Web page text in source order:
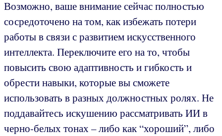
Возможно, ваше внимание сейчас полностью
сосредоточено на том, как избежать потери
работы в связи с развитием искусственного
интеллекта. Переключите его на то, чтобы
повысить свою адаптивность и гибкость и
обрести навыки, которые вы сможете
использовать в разных должностных ролях. Не
поддавайтесь искушению рассматривать ИИ в
черно-белых тонах – либо как “хороший”, либо